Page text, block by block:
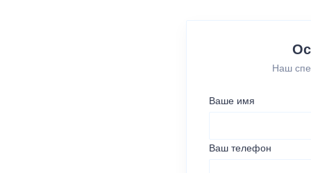
Наш
Ваше имя
Ваш телефон